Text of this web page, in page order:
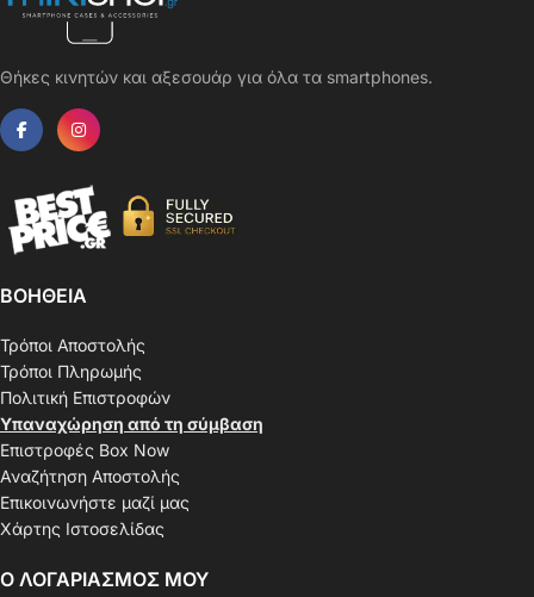
Θήκες κινητών και αξεσουάρ για όλα τα smartphones.
ΒΟΗΘΕΙΑ
Τρόποι Αποστολής
Τρόποι Πληρωμής
Πολιτική Επιστροφών
Υπαναχώρηση από τη σύμβαση
Επιστροφές Box Now
Αναζήτηση Αποστολής
Επικοινωνήστε μαζί μας
Χάρτης Ιστοσελίδας
Ο ΛΟΓΑΡΙΑΣΜΟΣ ΜΟΥ